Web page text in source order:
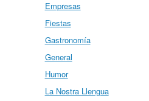
Empresas
Fiestas
Gastronomía
General
Humor
La Nostra Llengua